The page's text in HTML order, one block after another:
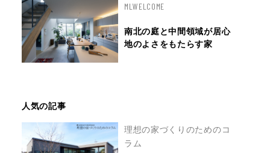
MLWELCOME
南北の庭と中間領域が居心
地のよさをもたらす家
人気の記事
理想の家づくりのためのコ
ラム